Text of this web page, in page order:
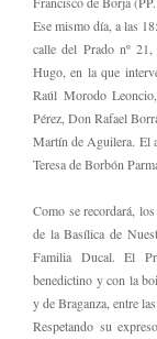
Ese mismo día, a las
calle del Prado nº
Hugo, en la que
Raúl Morodo
Pérez, Don Rafael
Martín de Aguilera. El
Teresa de Borbón
Como se recordará,
de la Basílica de
Familia Ducal. El
benedictino y con la
y de Braganza, entre
Respetando su